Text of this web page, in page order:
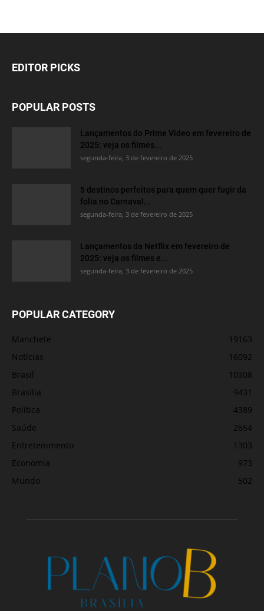
EDITOR PICKS
POPULAR POSTS
Lançamentos do Prime Video em fevereiro de
2025: veja os filmes...
segunda-feira, 3 de fevereiro de 2025
5 destinos perfeitos para quem quer fugir da
folia no Carnaval...
segunda-feira, 3 de fevereiro de 2025
Lançamentos da Netflix em fevereiro de
2025: veja os filmes e...
segunda-feira, 3 de fevereiro de 2025
POPULAR CATEGORY
Manchete
19163
Notícias
16092
Brasil
10308
Brasília
9431
Política
4389
Saúde
2654
Entretenimento
1303
Economia
973
Mundo
502